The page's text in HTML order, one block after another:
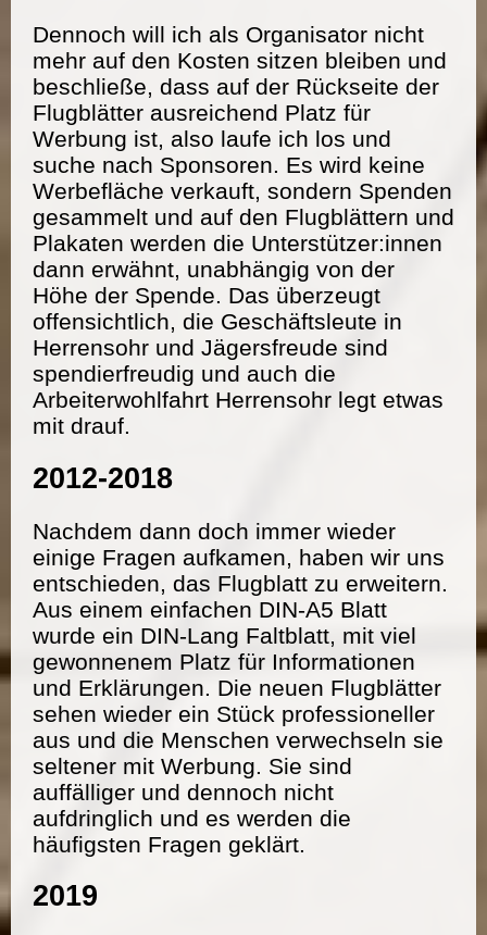
Dennoch will ich als Organisator nicht
mehr auf den Kosten sitzen bleiben und
beschließe, dass auf der Rückseite der
Flugblätter ausreichend Platz für
Werbung ist, also laufe ich los und
suche nach Sponsoren. Es wird keine
Werbefläche verkauft, sondern Spenden
gesammelt und auf den Flugblättern und
Plakaten werden die Unterstützer:innen
dann erwähnt, unabhängig von der
Höhe der Spende. Das überzeugt
offensichtlich, die Geschäftsleute in
Herrensohr und Jägersfreude sind
spendierfreudig und auch die
Arbeiterwohlfahrt Herrensohr legt etwas
mit drauf.
2012-2018
Nachdem dann doch immer wieder
einige Fragen aufkamen, haben wir uns
entschieden, das Flugblatt zu erweitern.
Aus einem einfachen DIN-A5 Blatt
wurde ein DIN-Lang Faltblatt, mit viel
gewonnenem Platz für Informationen
und Erklärungen. Die neuen Flugblätter
sehen wieder ein Stück professioneller
aus und die Menschen verwechseln sie
seltener mit Werbung. Sie sind
auffälliger und dennoch nicht
aufdringlich und es werden die
häufigsten Fragen geklärt.
2019